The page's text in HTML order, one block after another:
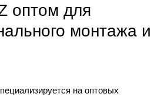
оптом для
монтажа и
на оптовых